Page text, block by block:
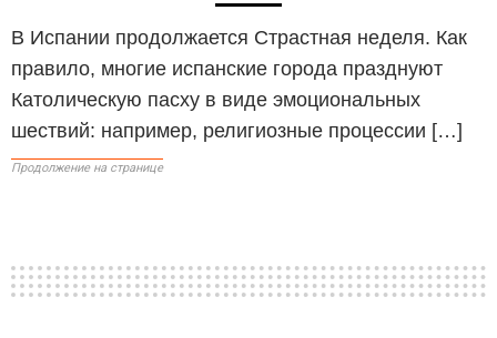
В Испании продолжается Страстная неделя. Как
правило, многие испанские города празднуют
Католическую пасху в виде эмоциональных
шествий: например, религиозные процессии […]
Продолжение на странице